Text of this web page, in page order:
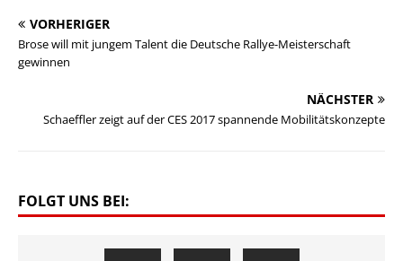
VORHERIGER
Brose will mit jungem Talent die Deutsche Rallye-Meisterschaft
gewinnen
NÄCHSTER
Schaeffler zeigt auf der CES 2017 spannende Mobilitätskonzepte
FOLGT UNS BEI: